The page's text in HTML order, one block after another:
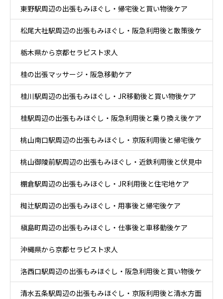
ケア
東野駅周辺の出張もみほぐし・帰宅後と買い物後ケア
松尾大社駅周辺の出張もみほぐし・阪急利用後と散策後ケ
ア
栃木県から京都セラピスト求人
桂の出張マッサージ・阪急移動ケア
桂川駅周辺の出張もみほぐし・JR移動後と買い物後ケア
桂駅周辺の出張もみほぐし・阪急利用後と乗り換え後ケア
桃山南口駅周辺の出張もみほぐし・京阪利用後と帰宅後ケ
ア
桃山御陵前駅周辺の出張もみほぐし・近鉄利用後と伏見中
心部ケア
棚倉駅周辺の出張もみほぐし・JR利用後と住宅地ケア
椥辻駅周辺の出張もみほぐし・用事後と帰宅後ケア
槇島町周辺の出張もみほぐし・仕事後と車移動後ケア
沖縄県から京都セラピスト求人
洛西口駅周辺の出張もみほぐし・阪急利用後と買い物後ケ
ア
清水五条駅周辺の出張もみほぐし・京阪利用後と清水方面